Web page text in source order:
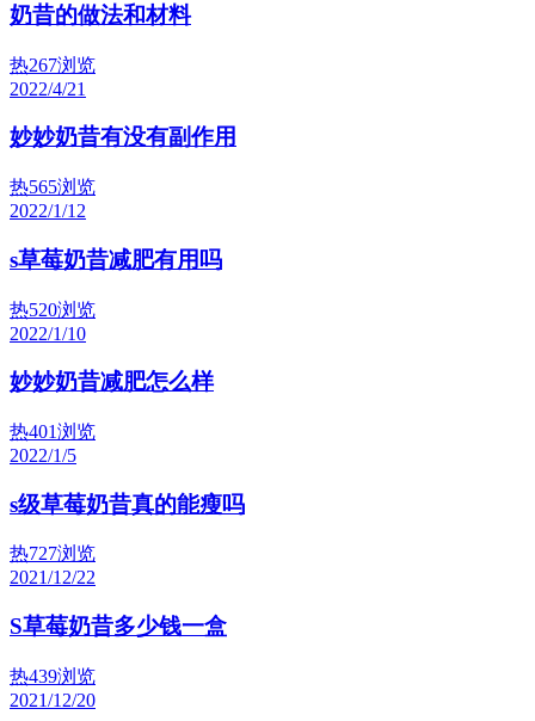
奶昔的做法和材料
热267浏览
2022/4/21
妙妙奶昔有没有副作用
热565浏览
2022/1/12
s草莓奶昔减肥有用吗
热520浏览
2022/1/10
妙妙奶昔减肥怎么样
热401浏览
2022/1/5
s级草莓奶昔真的能瘦吗
热727浏览
2021/12/22
S草莓奶昔多少钱一盒
热439浏览
2021/12/20